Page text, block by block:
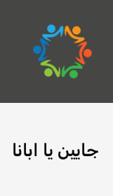
المحتوى
جايين يا ابانا